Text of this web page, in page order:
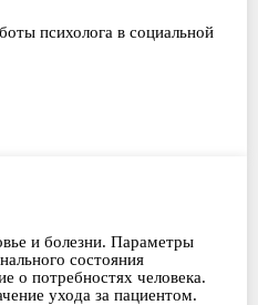
психолога в социальной
и болезни. Параметры
состояния
о потребностях человека.
ухода за пациентом.